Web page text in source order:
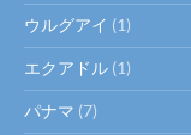
ウルグアイ (1)
エクアドル (1)
パナマ (7)